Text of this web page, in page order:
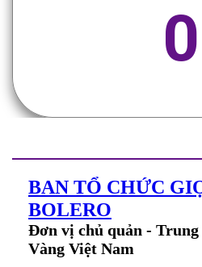
0
BAN TỔ CHỨC
BOLERO
Đơn vị chủ quản -
Vàng Việt Nam